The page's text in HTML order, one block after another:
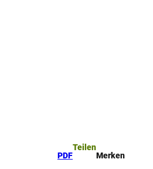
PDF
Teilen
Merken